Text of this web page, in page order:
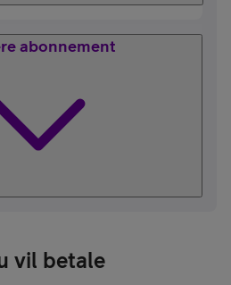
abonnement
vil betale